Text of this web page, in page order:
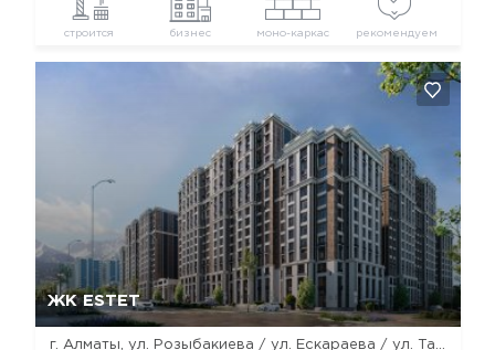
строится бизнес моно-каркас рекомендуем
ЖК ESTET
Да, удалить Отмена